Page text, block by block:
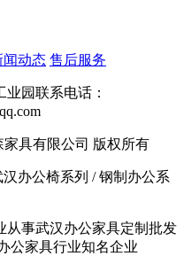
闻动态 售后服务
业园联系电话：
家具有限公司 版权所有
办公椅系列 / 钢制办公系
从事武汉办公家具定制批发
公家具行业知名企业